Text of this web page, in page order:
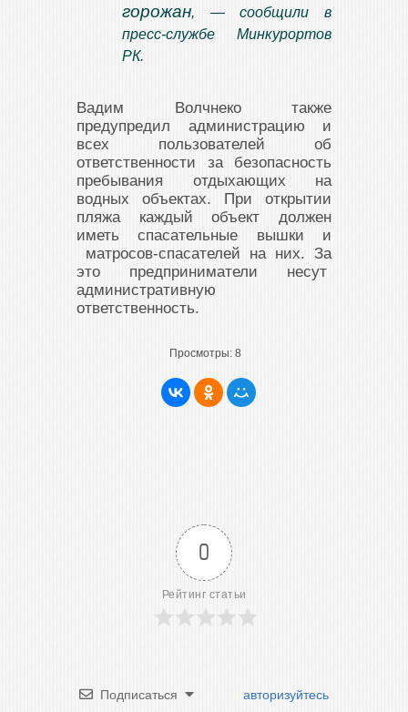
горожан, — сообщили в
пресс-службе Минкурортов
РК.
Вадим Волчнеко также
предупредил администрацию и
всех пользователей об
ответственности за безопасность
пребывания отдыхающих на
водных объектах. При открытии
пляжа каждый объект должен
иметь спасательные вышки и
матросов-спасателей на них. За
это предприниматели несут
административную
ответственность.
Просмотры: 8
0
Рейтинг статьи
Подписаться авторизуйтесь